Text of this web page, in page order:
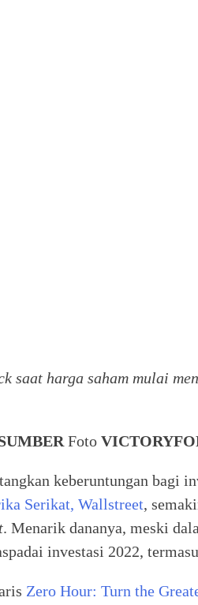
saat harga saham mulai
Foto
keberuntungan bagi
Serikat, Wallstreet,
. Menarik dananya, meski
investasi 2022,
Zero Hour: Turn the